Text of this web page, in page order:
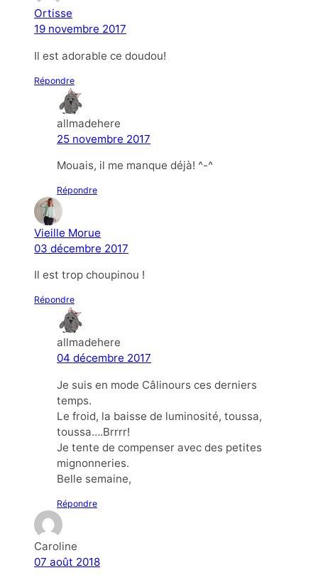
Ortisse
19 novembre 2017
Il est adorable ce doudou!
Répondre
allmadehere
25 novembre 2017
Mouais, il me manque déjà! ^-^
Répondre
Vieille Morue
03 décembre 2017
Il est trop choupinou !
Répondre
allmadehere
04 décembre 2017
Je suis en mode Câlinours ces derniers
temps.
Le froid, la baisse de luminosité, toussa,
toussa….Brrrr!
Je tente de compenser avec des petites
mignonneries.
Belle semaine,
Répondre
Caroline
07 août 2018